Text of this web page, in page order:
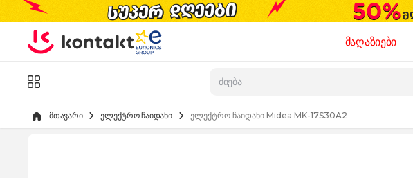
Skip to Content
მაღაზიები
მთავარი ელექტრო ჩაიდანი ელექტრო ჩაიდანი Midea MK-17S30A2